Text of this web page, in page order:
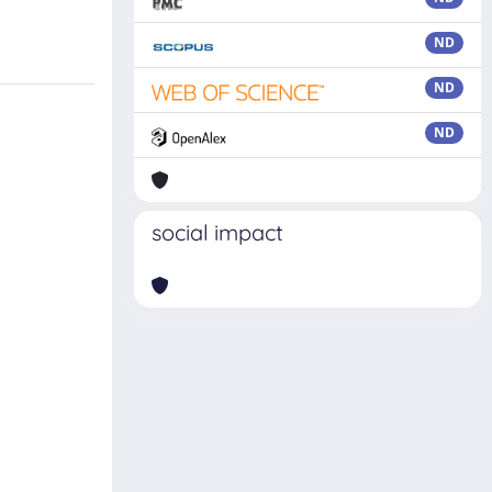
ND
ND
ND
social impact